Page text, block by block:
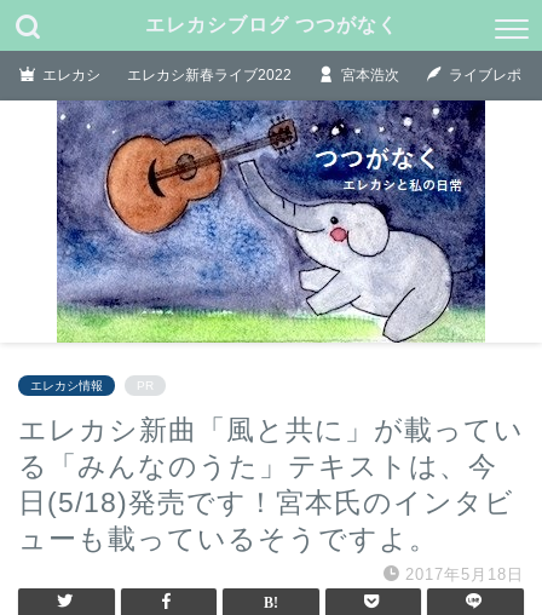
エレカシブログ つつがなく
エレカシ エレカシ新春ライブ2022 宮本浩次 ライブレポ
エレカシ情報 PR
エレカシ新曲「風と共に」が載ってい
る「みんなのうた」テキストは、今
日(5/18)発売です！宮本氏のインタビ
ューも載っているそうですよ。
2017年5月18日